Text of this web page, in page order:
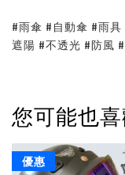
#雨傘 #自動傘 #雨
遮陽 #不透光 #防風
您可能也喜
優惠